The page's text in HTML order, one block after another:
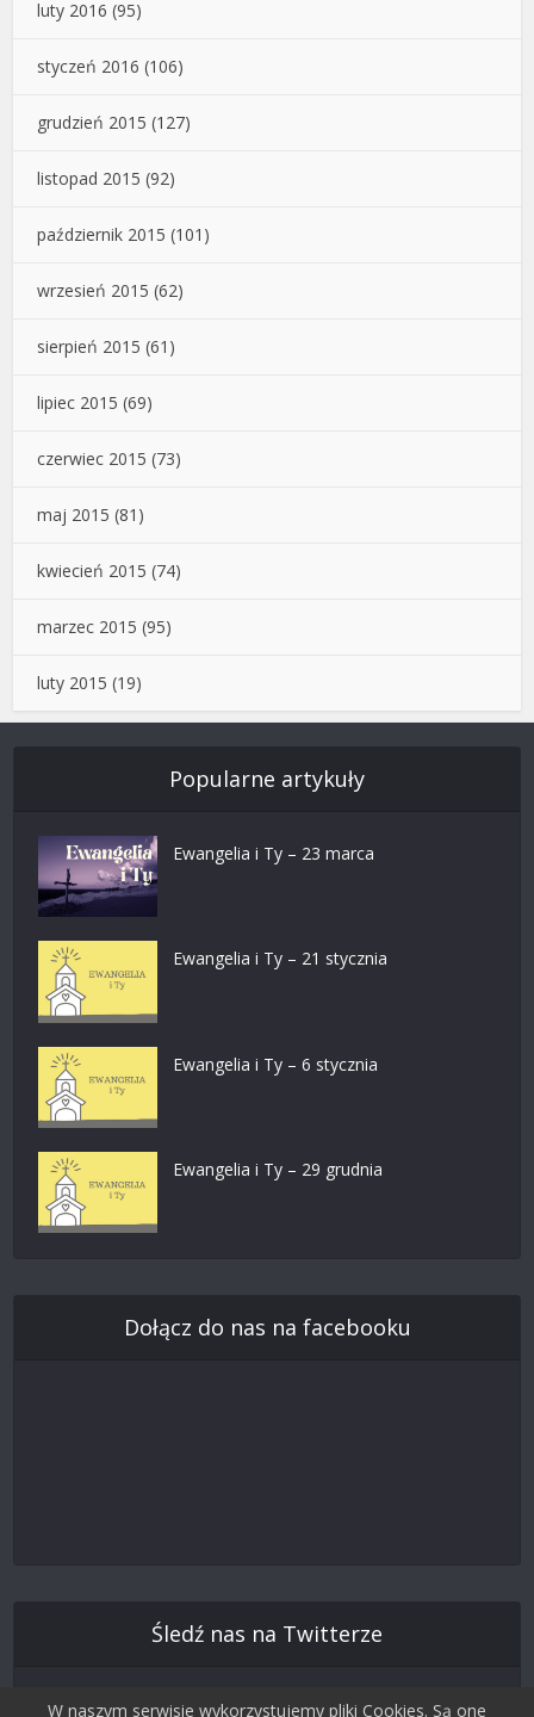
luty 2016 (95)
styczeń 2016 (106)
grudzień 2015 (127)
listopad 2015 (92)
październik 2015 (101)
wrzesień 2015 (62)
sierpień 2015 (61)
lipiec 2015 (69)
czerwiec 2015 (73)
maj 2015 (81)
kwiecień 2015 (74)
marzec 2015 (95)
luty 2015 (19)
Popularne artykuły
Ewangelia i Ty – 23 marca
Ewangelia i Ty – 21 stycznia
Ewangelia i Ty – 6 stycznia
Ewangelia i Ty – 29 grudnia
Dołącz do nas na facebooku
Śledź nas na Twitterze
W naszym serwisie wykorzystujemy pliki Cookies. Są one